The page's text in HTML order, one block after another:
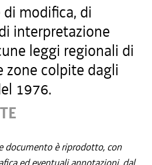
modifica, di
interpretazione
leggi regionali di
zone colpite dagli
1976.
documento è riprodotto, con